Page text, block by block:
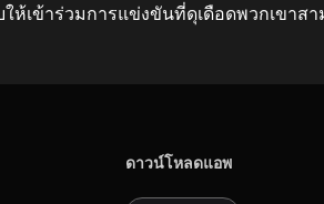
ห้เข้าร่วมการแข่งขันที่ดุเดือดพวกเขาส
ดาวน์โหลดแอพ